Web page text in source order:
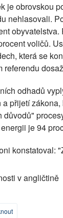
je obrovskou
nehlasovali.
voličů.
která se
referendu
odhadů
a přijetí
důvodů"
je 94
konstatoval:
v angličtině